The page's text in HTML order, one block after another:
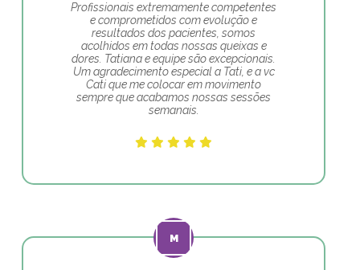
Profissionais extremamente competentes
e comprometidos com evolução e
resultados dos pacientes, somos
acolhidos em todas nossas queixas e
dores. Tatiana e equipe são excepcionais.
Um agradecimento especial a Tati, e a vc
Cati que me colocar em movimento
sempre que acabamos nossas sessões
semanais.